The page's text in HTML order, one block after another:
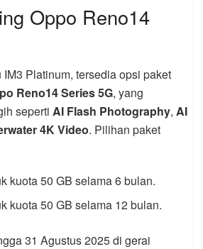
Oppo Reno14
Platinum, tersedia opsi paket
Reno14 Series 5G, yang
seperti AI Flash Photography, AI
4K Video. Pilihan paket
kuota 50 GB selama 6 bulan.
kuota 50 GB selama 12 bulan.
31 Agustus 2025 di gerai